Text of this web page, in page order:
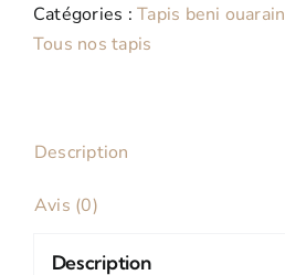
Tapis
Marocain
200x280
Catégories :Tapis beni ouarain
Tous nos tapis
Description
Avis (0)
Description